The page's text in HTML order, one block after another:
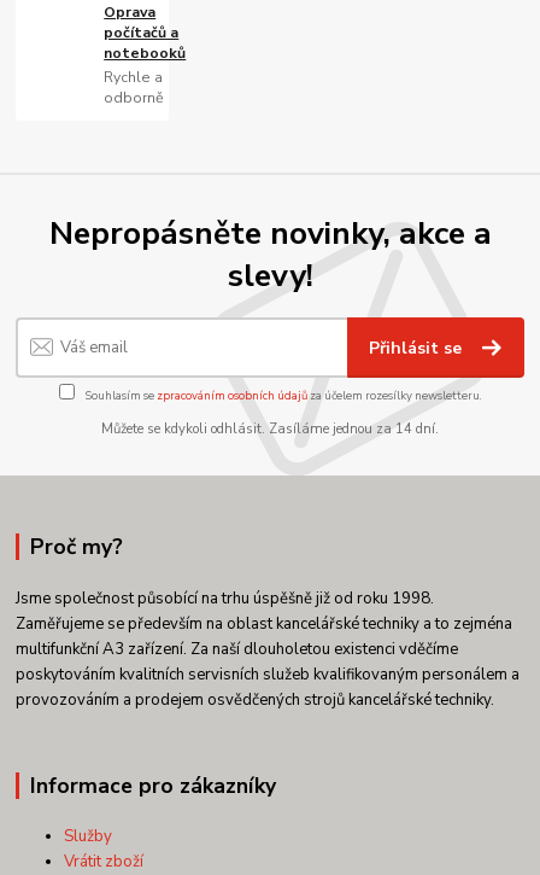
Oprava
počítačů a
notebooků
Rychle a
odborně
Nepropásněte novinky, akce a
slevy!
Přihlásit se
Souhlasím se zpracováním osobních údajůza účelem rozesílky newsletteru.
Můžete se kdykoli odhlásit. Zasíláme jednou za 14 dní.
Proč my?
Jsme společnost působící na trhu úspěšně již od roku 1998.
Zaměřujeme se především na oblast kancelářské techniky a to zejména
multifunkční A3 zařízení. Za naší dlouholetou existenci vděčíme
poskytováním kvalitních servisních služeb kvalifikovaným personálem a
provozováním a prodejem osvědčených strojů kancelářské techniky.
Informace pro zákazníky
Služby
Vrátit zboží